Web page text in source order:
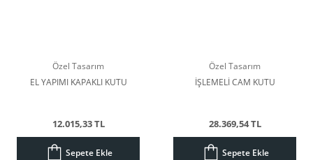
Özel Tasarım
EL YAPIMI KAPAKLI KUTU
12.015,33 TL
Sepete Ekle
Özel Tasarım
İŞLEMELİ CAM KUTU
28.369,54 TL
Sepete Ekle